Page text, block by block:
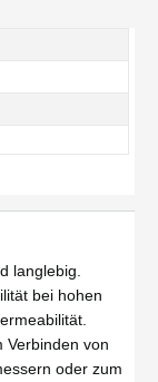
langlebig.
bei hohen
Verbinden von
oder zum